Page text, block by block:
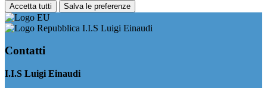
Accetta tutti Salva le preferenze
I.I.S Luigi Einaudi
Contatti
I.I.S Luigi Einaudi